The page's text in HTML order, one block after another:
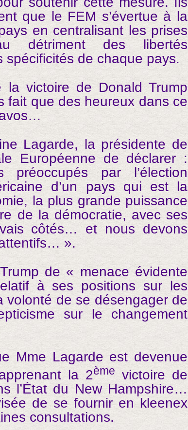
que le FEM s’évertue à la
en centralisant les prises
détriment des libertés
spécificités de chaque pays.
victoire de Donald Trump
fait que des heureux dans ce
Lagarde, la présidente de
Européenne de déclarer :
préoccupés par l’élection
d’un pays qui est la
la plus grande puissance
de la démocratie, avec ses
côtés… et nous devons
».
de « menace évidente
à ses positions sur les
volonté de se désengager de
sur le changement
Mme Lagarde est devenue
la 2ème victoire de
l’État du New Hampshire…
de se fournir en kleenex
consultations.